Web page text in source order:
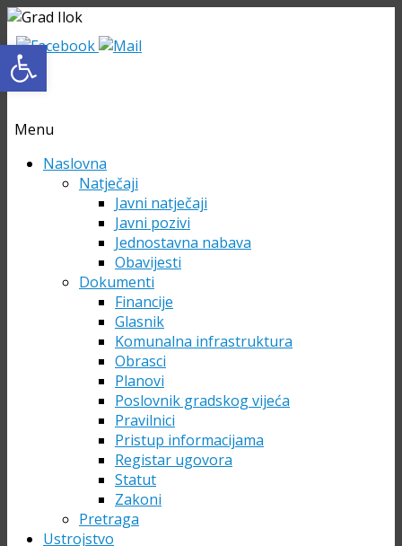
Menu
Skip Naslovna
Natječaji
Javni natječaji
Javni pozivi
Jednostavna nabava
Obavijesti
Dokumenti
Financije
Glasnik
Komunalna infrastruktura
Obrasci
Planovi
Poslovnik gradskog vijeća
Pravilnici
Pristup informacijama
Registar ugovora
Statut
Zakoni
Pretraga
Ustrojstvo
Open toolbar